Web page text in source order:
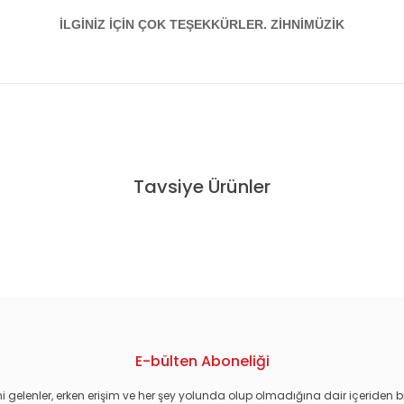
İLGİNİZ İÇİN ÇOK TEŞEKKÜRLER. ZİHNİMÜZİK
Tavsiye Ürünler
E-bülten Aboneliği
gelenler, erken erişim ve her şey yolunda olup olmadığına dair içeriden